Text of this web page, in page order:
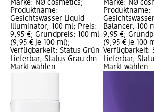
Marke: NØ cosmetics;
Produktname:
Gesichtswasser Liquid
Illuminator, 100 ml; Preis:
9,95 €; Grundpreis: 100 ml
(9,95 € je 100 ml);
Verfügbarkeit: Status Grün
Lieferbar, Status Grau dm
Markt wählen
Marke: NØ
Produktname:
Balancer, 100
9,95 €;
(9,95 € je 100
Verfügbarkeit:
Lieferbar,
Markt wählen